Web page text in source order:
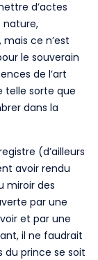
d’actes
nature,
ce n’est
le souverain
de l’art
telle sorte que
dans la
(d’ailleurs
avoir rendu
miroir des
par une
et par une
il ne faudrait
du prince se soit